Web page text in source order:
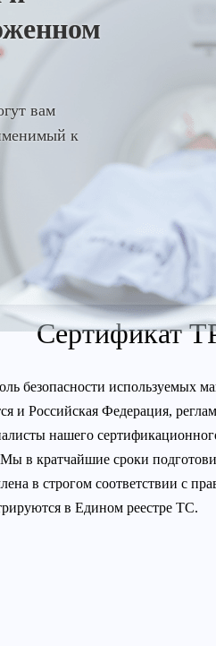
вам
к
Сертификат
безопасности используемых
и Российская Федерация,
нашего
в кратчайшие сроки
в строгом соответствии с
в Едином реестре ТС.